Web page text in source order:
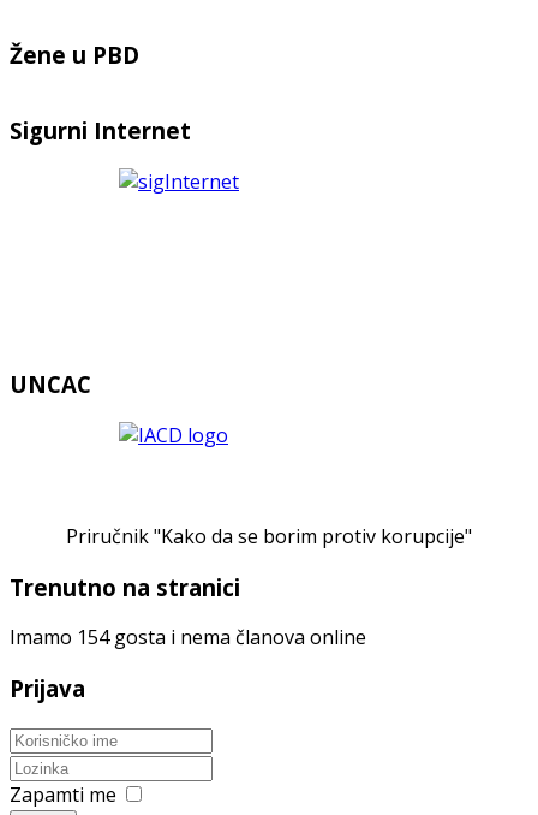
Žene u PBD
Sigurni Internet
UNCAC
Priručnik "Kako da se borim protiv korupcije"
Trenutno na stranici
Imamo 154 gosta i nema članova online
Prijava
Zapamti me